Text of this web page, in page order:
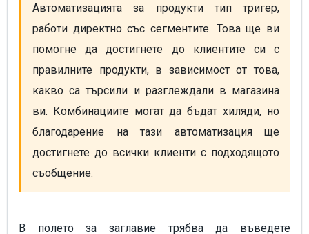
Автоматизацията за продукти тип тригер,
работи директно със сегментите. Това ще ви
помогне да достигнете до клиентите си с
правилните продукти, в зависимост от това,
какво са търсили и разглеждали в магазина
ви. Комбинациите могат да бъдат хиляди, но
благодарение на тази автоматизация ще
достигнете до всички клиенти с подходящото
съобщение.
В полето за заглавие трябва да въведете